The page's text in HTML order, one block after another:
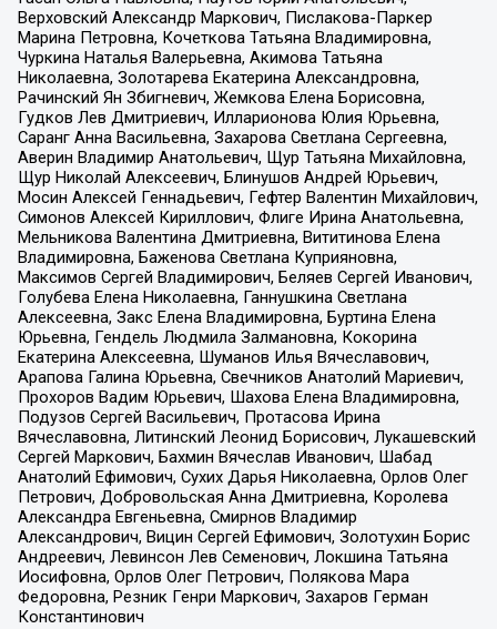
Верховский Александр Маркович, Пислакова-Паркер
Марина Петровна, Кочеткова Татьяна Владимировна,
Чуркина Наталья Валерьевна, Акимова Татьяна
Николаевна, Золотарева Екатерина Александровна,
Рачинский Ян Збигневич, Жемкова Елена Борисовна,
Гудков Лев Дмитриевич, Илларионова Юлия Юрьевна,
Саранг Анна Васильевна, Захарова Светлана Сергеевна,
Аверин Владимир Анатольевич, Щур Татьяна Михайловна,
Щур Николай Алексеевич, Блинушов Андрей Юрьевич,
Мосин Алексей Геннадьевич, Гефтер Валентин Михайлович,
Симонов Алексей Кириллович, Флиге Ирина Анатольевна,
Мельникова Валентина Дмитриевна, Вититинова Елена
Владимировна, Баженова Светлана Куприяновна,
Максимов Сергей Владимирович, Беляев Сергей Иванович,
Голубева Елена Николаевна, Ганнушкина Светлана
Алексеевна, Закс Елена Владимировна, Буртина Елена
Юрьевна, Гендель Людмила Залмановна, Кокорина
Екатерина Алексеевна, Шуманов Илья Вячеславович,
Арапова Галина Юрьевна, Свечников Анатолий Мариевич,
Прохоров Вадим Юрьевич, Шахова Елена Владимировна,
Подузов Сергей Васильевич, Протасова Ирина
Вячеславовна, Литинский Леонид Борисович, Лукашевский
Сергей Маркович, Бахмин Вячеслав Иванович, Шабад
Анатолий Ефимович, Сухих Дарья Николаевна, Орлов Олег
Петрович, Добровольская Анна Дмитриевна, Королева
Александра Евгеньевна, Смирнов Владимир
Александрович, Вицин Сергей Ефимович, Золотухин Борис
Андреевич, Левинсон Лев Семенович, Локшина Татьяна
Иосифовна, Орлов Олег Петрович, Полякова Мара
Федоровна, Резник Генри Маркович, Захаров Герман
Константинович